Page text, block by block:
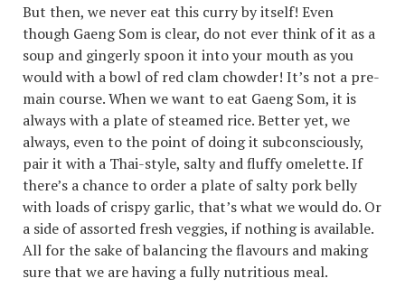
But then, we never eat this curry by itself! Even
though Gaeng Som is clear, do not ever think of it as a
soup and gingerly spoon it into your mouth as you
would with a bowl of red clam chowder! It’s not a pre-
main course. When we want to eat Gaeng Som, it is
always with a plate of steamed rice. Better yet, we
always, even to the point of doing it subconsciously,
pair it with a Thai-style, salty and fluffy omelette. If
there’s a chance to order a plate of salty pork belly
with loads of crispy garlic, that’s what we would do. Or
a side of assorted fresh veggies, if nothing is available.
All for the sake of balancing the flavours and making
sure that we are having a fully nutritious meal.